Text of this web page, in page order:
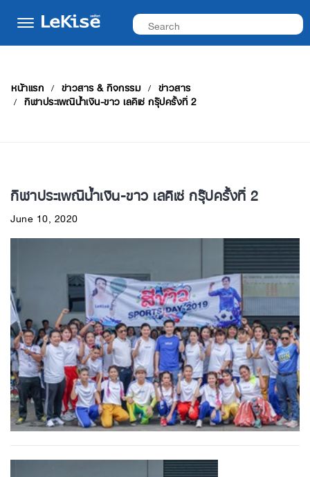
หน้าแรก ข่าวสาร & กิจกรรม ข่าวสาร
กีฬาประเพณีน้ำเงิน-ขาว เลคิเซ่ กรุ๊ปครั้งที่ 2
กีฬาประเพณีน้ำเงิน-ขาว เลคิเซ่ กรุ๊ปครั้งที่ 2
June 10, 2020